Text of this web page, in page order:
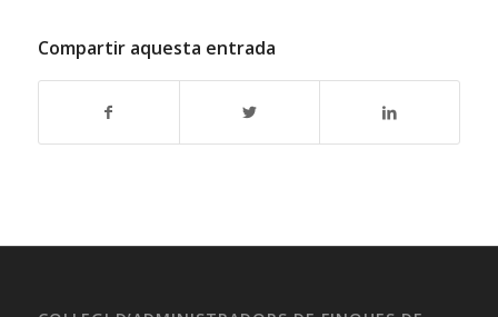
Compartir aquesta entrada